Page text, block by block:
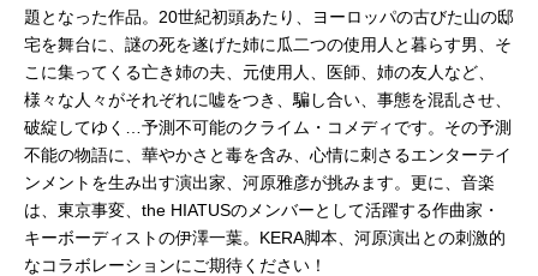
題となった作品。20世紀初頭あたり、ヨーロッパの古びた山の邸
宅を舞台に、謎の死を遂げた姉に瓜二つの使用人と暮らす男、そ
こに集ってくる亡き姉の夫、元使用人、医師、姉の友人など、
様々な人々がそれぞれに嘘をつき、騙し合い、事態を混乱させ、
破綻してゆく…予測不可能のクライム・コメディです。その予測
不能の物語に、華やかさと毒を含み、心情に刺さるエンターテイ
ンメントを生み出す演出家、河原雅彦が挑みます。更に、音楽
は、東京事変、the HIATUSのメンバーとして活躍する作曲家・
キーボーディストの伊澤一葉。KERA脚本、河原演出との刺激的
なコラボレーションにご期待ください！